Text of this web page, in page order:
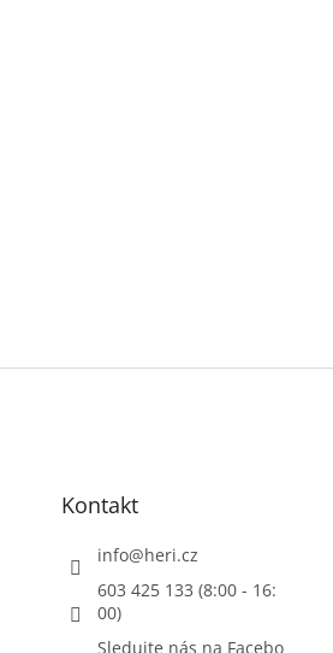
Kontakt
info@heri.cz
603 425 133 (8:00 - 16:
00)
Sledujte nás na Facebo